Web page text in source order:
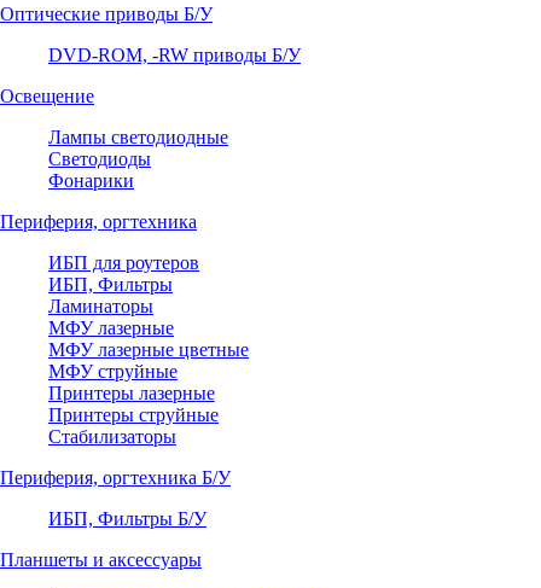
Оптические приводы Б/У
DVD-ROM, -RW приводы Б/У
Освещение
Лампы светодиодные
Светодиоды
Фонарики
Периферия, оргтехника
ИБП для роутеров
ИБП, Фильтры
Ламинаторы
МФУ лазерные
МФУ лазерные цветные
МФУ струйные
Принтеры лазерные
Принтеры струйные
Стабилизаторы
Периферия, оргтехника Б/У
ИБП, Фильтры Б/У
Планшеты и аксессуары